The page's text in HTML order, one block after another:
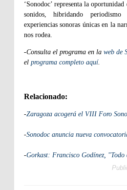
‘Sonodoc’ representa la
sonidos, hibridando
experiencias sonoras únicas en la
nos rodea.
-Consulta el programa en la web de
el programa completo aquí.
Relacionado:
-Zaragoza acogerá el VIII Foro
-Sonodoc anuncia nueva
-Gorkast: Francisco Godínez, "Todo